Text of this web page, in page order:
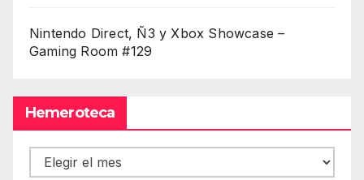
Nintendo Direct, Ñ3 y Xbox Showcase –
Gaming Room #129
Hemeroteca
Hemeroteca